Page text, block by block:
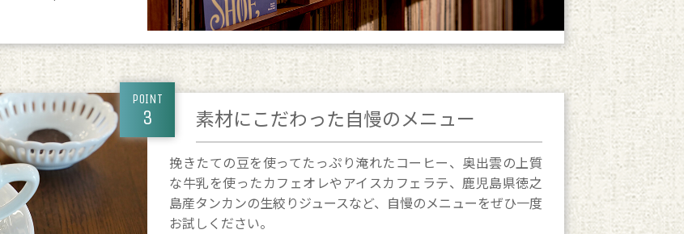
POINT
3 素材にこだわった自慢のメニュー
挽きたての豆を使ってたっぷり淹れたコーヒー、奥出雲の上質
な牛乳を使ったカフェオレやアイスカフェラテ、鹿児島県徳之
島産タンカンの生絞りジュースなど、自慢のメニューをぜひ一度
お試しください。